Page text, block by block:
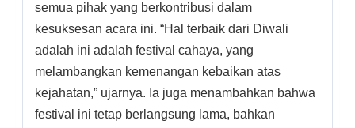
semua pihak yang berkontribusi dalam
kesuksesan acara ini. “Hal terbaik dari Diwali
adalah ini adalah festival cahaya, yang
melambangkan kemenangan kebaikan atas
kejahatan,” ujarnya. Ia juga menambahkan bahwa
festival ini tetap berlangsung lama, bahkan